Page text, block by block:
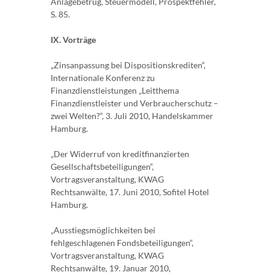
S. 85.
IX. Vorträge
„Zinsanpassung bei Dispositionskrediten“,
Internationale Konferenz zu
Finanzdienstleistungen „Leitthema
Finanzdienstleister und Verbraucherschutz –
zwei Welten?“, 3. Juli 2010, Handelskammer
Hamburg.
„Der Widerruf von kreditfinanzierten
Gesellschaftsbeteiligungen“,
Vortragsveranstaltung, KWAG
Rechtsanwälte, 17. Juni 2010, Sofitel Hotel
Hamburg.
„Ausstiegsmöglichkeiten bei
fehlgeschlagenen Fondsbeteiligungen“,
Vortragsveranstaltung, KWAG
Rechtsanwälte, 19. Januar 2010,